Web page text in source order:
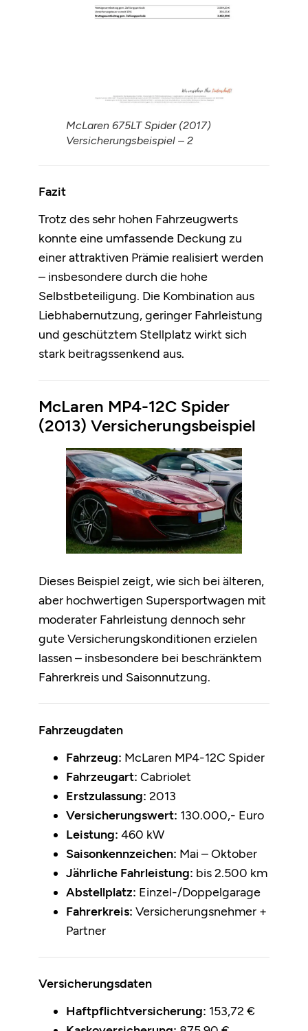
McLaren 675LT Spider (2017)
Versicherungsbeispiel – 2
Fazit
Trotz des sehr hohen Fahrzeugwerts
konnte eine umfassende Deckung zu
einer attraktiven Prämie realisiert werden
– insbesondere durch die hohe
Selbstbeteiligung. Die Kombination aus
Liebhabernutzung, geringer Fahrleistung
und geschütztem Stellplatz wirkt sich
stark beitragssenkend aus.
McLaren MP4-12C Spider
(2013) Versicherungsbeispiel
Dieses Beispiel zeigt, wie sich bei älteren,
aber hochwertigen Supersportwagen mit
moderater Fahrleistung dennoch sehr
gute Versicherungskonditionen erzielen
lassen – insbesondere bei beschränktem
Fahrerkreis und Saisonnutzung.
Fahrzeugdaten
Fahrzeug: McLaren MP4-12C Spider
Fahrzeugart: Cabriolet
Erstzulassung: 2013
Versicherungswert: 130.000,- Euro
Leistung: 460 kW
Saisonkennzeichen: Mai – Oktober
Jährliche Fahrleistung: bis 2.500 km
Abstellplatz: Einzel-/Doppelgarage
Fahrerkreis: Versicherungsnehmer +
Partner
Versicherungsdaten
Haftpflichtversicherung: 153,72 €